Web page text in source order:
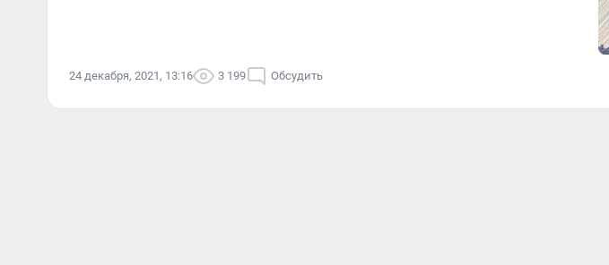
24 декабря, 2021, 13:16 3 199 Обсудить